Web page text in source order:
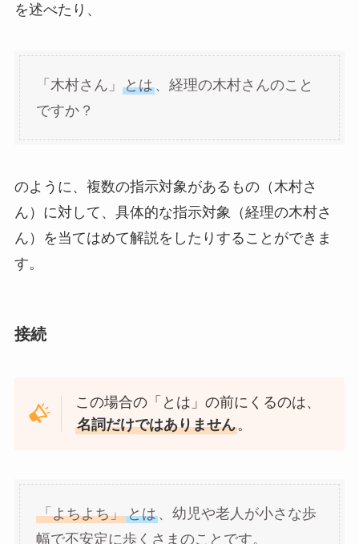
を述べたり、
「木村さん」 とは、経理の木村さんのこと
ですか？
のように、複数の指示対象があるもの（木村さ
ん）に対して、具体的な指示対象（経理の木村さ
ん）を当てはめて解説をしたりすることができま
す。
接続
この場合の「とは」の前にくるのは、
名詞だけではありません。
「よちよち」 とは、幼児や老人が小さな歩
幅で不安定に歩くさまのことです。